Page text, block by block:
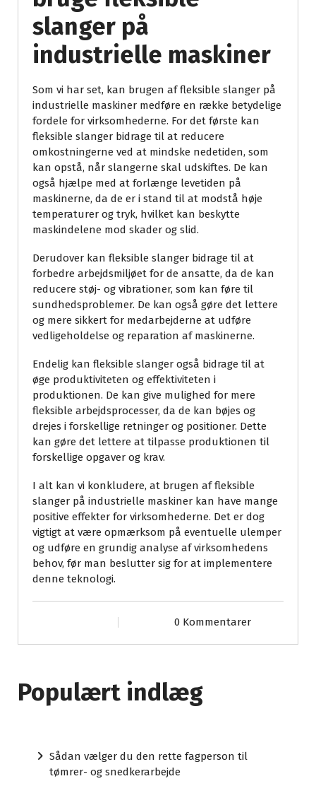
slanger på
industrielle maskiner
Som vi har set, kan brugen af fleksible slanger på
industrielle maskiner medføre en række betydelige
fordele for virksomhederne. For det første kan
fleksible slanger bidrage til at reducere
omkostningerne ved at mindske nedetiden, som
kan opstå, når slangerne skal udskiftes. De kan
også hjælpe med at forlænge levetiden på
maskinerne, da de er i stand til at modstå høje
temperaturer og tryk, hvilket kan beskytte
maskindelene mod skader og slid.
Derudover kan fleksible slanger bidrage til at
forbedre arbejdsmiljøet for de ansatte, da de kan
reducere støj- og vibrationer, som kan føre til
sundhedsproblemer. De kan også gøre det lettere
og mere sikkert for medarbejderne at udføre
vedligeholdelse og reparation af maskinerne.
Endelig kan fleksible slanger også bidrage til at
øge produktiviteten og effektiviteten i
produktionen. De kan give mulighed for mere
fleksible arbejdsprocesser, da de kan bøjes og
drejes i forskellige retninger og positioner. Dette
kan gøre det lettere at tilpasse produktionen til
forskellige opgaver og krav.
I alt kan vi konkludere, at brugen af fleksible
slanger på industrielle maskiner kan have mange
positive effekter for virksomhederne. Det er dog
vigtigt at være opmærksom på eventuelle ulemper
og udføre en grundig analyse af virksomhedens
behov, før man beslutter sig for at implementere
denne teknologi.
0 Kommentarer
Populært indlæg
Sådan vælger du den rette fagperson til
tømrer- og snedkerarbejde